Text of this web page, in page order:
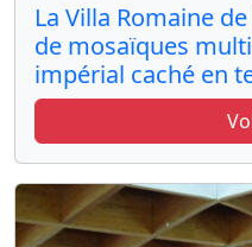
La Villa Romaine
de mosaïques
impérial caché en